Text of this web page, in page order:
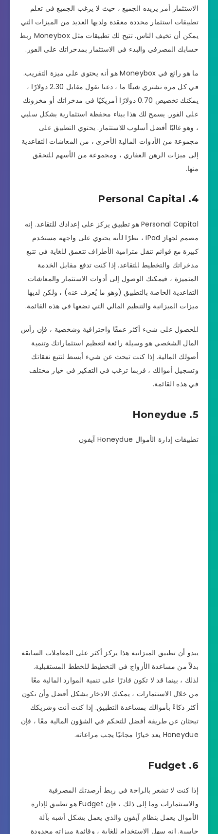
الاستثمار أمر يريده الجميع ، حيث لا يرغب الجميع في تعلم
تطبيقات استثمار محددة معقدة ولديها العديد من الميزات التي
يمكن أن تخيف الناس. تتيح لك تطبيقات مثل Moneybox ربط
حسابك المصرفي والبدء في الاستثمار بمدخراتك على الفور.
ما هو رائع في Moneybox هو أنه يحتوي على ميزة التقريب.
في كل مرة تشتري شيئًا ما ، دعنا نقول مقابل 2.30 دولارًا ،
يمكنك تخصيص 0.70 دولارًا أمريكيًا في مدخراتك أو مخزونك
على الفور. يسمح لك هذا ببناء محفظة استثمارية بشكل سلبي
، وهو غالبًا أفضل أسلوب للاستثمار. يحتوي التطبيق على
مجموعة من الأدوات المالية الأخرى ، من المعاشات التقاعدية
إلى ميزات الرهن العقاري ، ومجموعة من الأسهم للتحقق
منها.
4. Personal Capital
Personal Capital هو تطبيق يركز على إعدادك للتقاعد. إنه
مصمم لجهاز iPad ، نظرًا لأنه يحتوي على واجهة مستخدم
كبيرة مع قوائم تنقل مترامية الأطراف تتعمق للغاية في تتبع
مدخراتك والتخطيط للتقاعد. إذا كنت تدفع مقابل الخدمة
المتميزة ، فيمكنك الوصول إلى أدوات الاستثمار والمعاشات
التقاعدية الخاصة بالتطبيق (وهو ما يُعرف عنه) ، ولكن لديها
ميزات الميزانية والتنظيم المالي التي تضعها في هذه القائمة.
للحصول على شيء أكثر عمقًا واحترافية وشخصية ، فإن رأس
المال الشخصي هو وسيلة رائعة لتعظيم استثماراتك وتنمية
أصولك المالية. إذا كنت تبحث عن شيء أبسط لتتبع نفقاتك
وتسجيل أموالك ، فربما ترغب في التفكير في خيار مختلف
في هذه القائمة.
5. Honeydue
تطبيقات إدارة الأموال Honeydue آيفون
يبدو أن تطبيق الميزانية هذا يركز أكثر على المعاملات السابقة
بدلاً من مساعدة الأزواج في التخطيط للخطط المستقبلية.
لذلك ، بينما قد لا تكون قادرًا على تنمية الموارد المالية معًا
من خلال الاستثمارات ، يمكنك الادخار بشكل أفضل وأن تكون
أكثر ذكاءً بأموالك بمساعدة التطبيق. إذا كنت أنت وشريكك
تبحثان عن طريقة أفضل للتحكم في الشؤون المالية معًا ، فإن
Honeydue يعد خيارًا مجانيًا يجب مراعاته.
6. Fudget
إذا كنت لا تشعر بالراحة في ربط أرصدتك المصرفية
والاستثمارات وما إلى ذلك ، فإن Fudget هو تطبيق لإدارة
الأموال يعمل بنظام آيفون والذي يعمل بشكل أشبه بآلة
حاسبة. إنه سهل الاستخدام للغاية ، وقائمة ميزاته محدودة